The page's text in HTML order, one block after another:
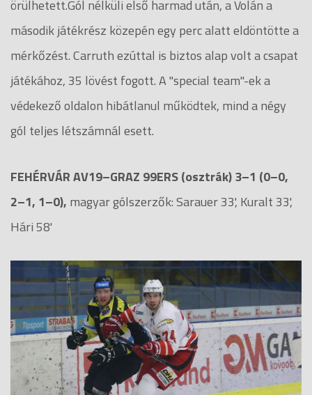
örülhetett.Gól nélküli első harmad után, a Volán a
második játékrész közepén egy perc alatt eldöntötte a
mérkőzést. Carruth ezúttal is biztos alap volt a csapat
játékához, 35 lövést fogott. A "special team"-ek a
védekező oldalon hibátlanul működtek, mind a négy
gól teljes létszámnál esett.
FEHÉRVÁR AV19–GRAZ 99ERS (osztrák) 3–1 (0–0,
2–1, 1–0), magyar gólszerzők: Sarauer 33', Kuralt 33',
Hári 58'